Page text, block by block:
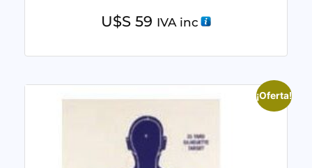
U$S 59 IVA inc
¡Oferta!